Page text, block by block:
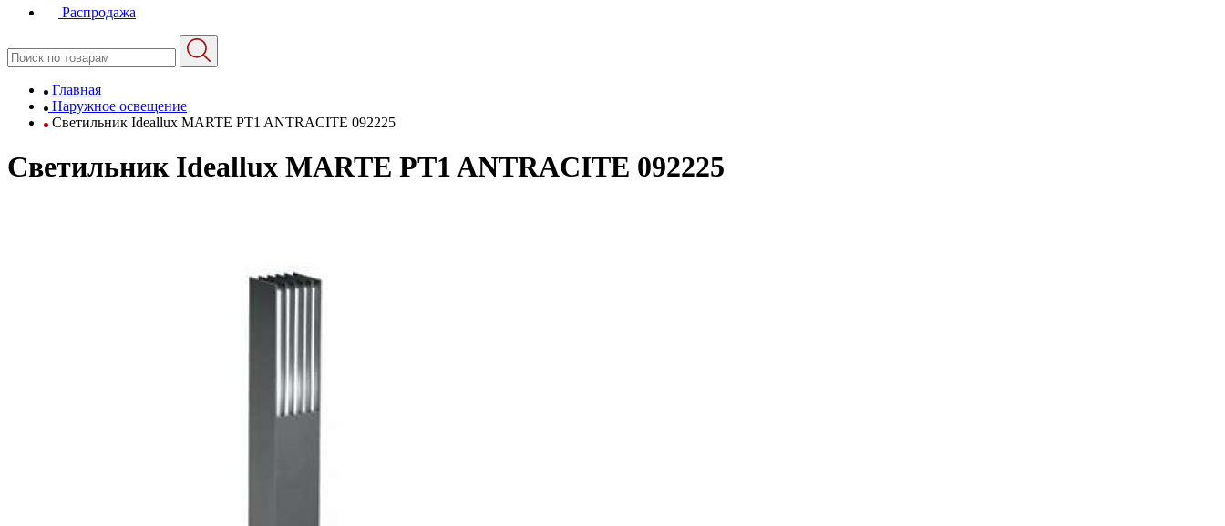
Распродажа
Главная
Наружное освещение
Светильник Ideallux MARTE PT1 ANTRACITE 092225
Светильник Ideallux MARTE PT1 ANTRACITE 092225